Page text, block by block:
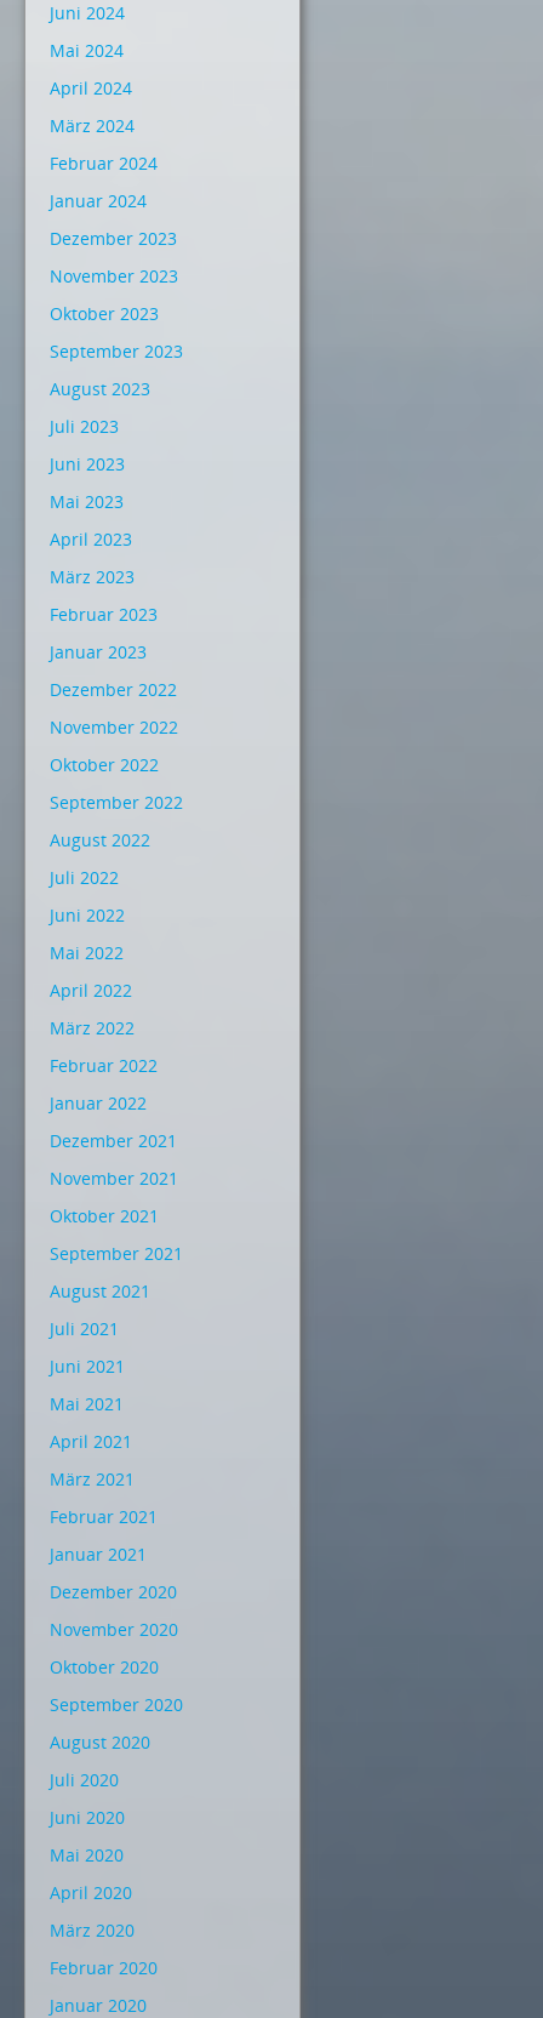
Juni 2024
Mai 2024
April 2024
März 2024
Februar 2024
Januar 2024
Dezember 2023
November 2023
Oktober 2023
September 2023
August 2023
Juli 2023
Juni 2023
Mai 2023
April 2023
März 2023
Februar 2023
Januar 2023
Dezember 2022
November 2022
Oktober 2022
September 2022
August 2022
Juli 2022
Juni 2022
Mai 2022
April 2022
März 2022
Februar 2022
Januar 2022
Dezember 2021
November 2021
Oktober 2021
September 2021
August 2021
Juli 2021
Juni 2021
Mai 2021
April 2021
März 2021
Februar 2021
Januar 2021
Dezember 2020
November 2020
Oktober 2020
September 2020
August 2020
Juli 2020
Juni 2020
Mai 2020
April 2020
März 2020
Februar 2020
Januar 2020